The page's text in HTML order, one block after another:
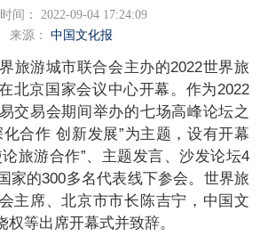
间： 2022-09-04 17:24:09
来源：
中国文化报
游城市联合会主办的2022世界旅
北京国家会议中心开幕。作为2022
交易会期间举办的七场高峰论坛之
合作 创新发展”为主题，设有开幕
旅游合作”、主题发言、沙发论坛4
家的300多名代表线下参会。世界旅
主席、北京市市长陈吉宁，中国文
等出席开幕式并致辞。